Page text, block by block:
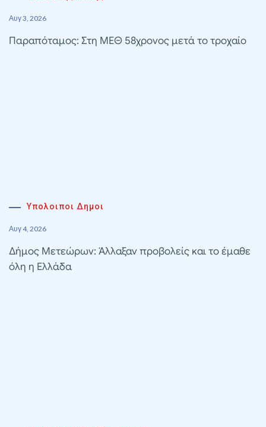
Αυγ 3, 2026
Παραπόταμος: Στη ΜΕΘ 58χρονος μετά το τροχαίο
Υπολοιποι Δημοι
Αυγ 4, 2026
Δήμος Μετεώρων: Άλλαξαν προβολείς και το έμαθε
όλη η Ελλάδα